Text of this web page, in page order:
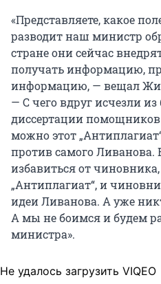
Спиваков.
«Учебные заведения
направленности на
тому — вопиющая
Министерства
предпринимает всё,
творческого
Вот лишь некоторые
искусств по
системе
находятся в крайне
Для их закрытия
главы муниципалитета.
далеко не предел», —
Пономаренко.
университете «Вестник
становился основным
статей, необходимых
степени.
В 2011 году Никитов не
выпуска издания из
три статьи. В марте
запланирована защита
диссертации по
«Лента.ру», первая же
(«Вестник СГСЭУ», № 1 за
что электронный
оригинальным было
«Представляете, какое
разводит наш министр
стране они сейчас
получать информацию,
информацию, — вещал
— С чего вдруг исчезли
диссертации помощников
можно этот
против самого Ливанова.
избавиться от
„Антиплагиат“, и
идеи Ливанова. А уже
А мы не боимся и будем
министра».
Не удалось загрузить VIQEO